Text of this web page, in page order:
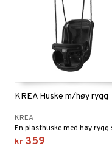
KREA Huske m/høy rygg
KREA
kr 359